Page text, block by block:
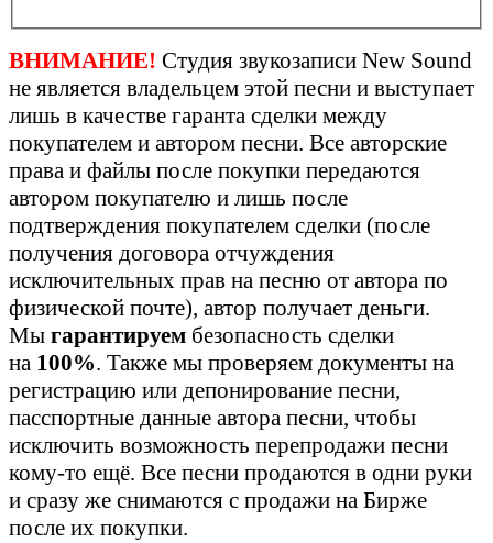
ВНИМАНИЕ! Студия звукозаписи New Sound
не является владельцем этой песни и выступает
лишь в качестве гаранта сделки между
покупателем и автором песни. Все авторские
права и файлы после покупки передаются
автором покупателю и лишь после
подтверждения покупателем сделки (после
получения договора отчуждения
исключительных прав на песню от автора по
физической почте), автор получает деньги.
Мы гарантируем безопасность сделки
на 100%. Также мы проверяем документы на
регистрацию или депонирование песни,
пасспортные данные автора песни, чтобы
исключить возможность перепродажи песни
кому-то ещё. Все песни продаются в одни руки
и сразу же снимаются с продажи на Бирже
после их покупки.